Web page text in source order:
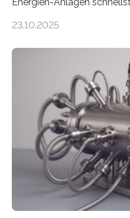
ermöglichen. Doch der
einem „Anschlussstau“. Die
Umweltenergierecht hat
neuen Bericht für die
Rolle von flexiblen
Netzanschluss von
(EE-Anlagen) ist
Denn ohne Anschluss an
eingespeist werden.
Gesetz (EEG) sind
23.10.2025